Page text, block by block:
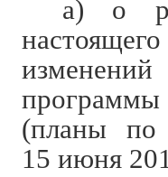
а) о
изменений
(планы по
15 июня